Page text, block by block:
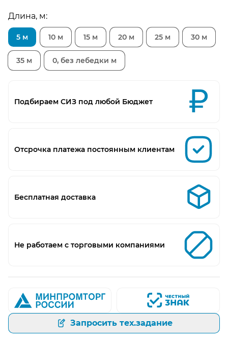
Длина, м:
5 м 10 м 15 м 20 м 25 м 30 м
35 м 0, без лебедки м
Подбираем СИЗ под любой Бюджет
Отсрочка платежа постоянным клиентам
Бесплатная доставка
Не работаем с торговыми компаниями
Запросить тех.задание